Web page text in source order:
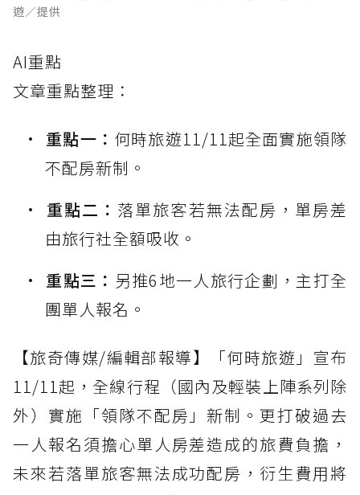
遊／提供
AI重點
文章重點整理：
重點一： 何時旅遊11/11起全面實施領隊
不配房新制。
重點二： 落單旅客若無法配房，單房差
由旅行社全額吸收。
重點三： 另推6地一人旅行企劃，主打全
團單人報名。
【旅奇傳媒/編輯部報導】「何時旅遊」宣布
11/11起，全線行程（國內及輕裝上陣系列除
外）實施「領隊不配房」新制。更打破過去
一人報名須擔心單人房差造成的旅費負擔，
未來若落單旅客無法成功配房，衍生費用將